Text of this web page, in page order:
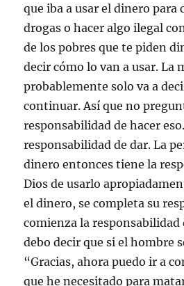
que iba a usar el dinero para
drogas o hacer algo ilegal
de los pobres que te piden
decir cómo lo van a usar. La
probablemente solo va a
continuar. Así que no
responsabilidad de hacer
responsabilidad de dar. La
dinero entonces tiene la
Dios de usarlo
el dinero, se completa su
comienza la responsabilidad
debo decir que si el hombre
“Gracias, ahora puedo ir a
que he necesitado para